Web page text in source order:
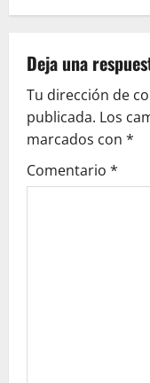
a
c
i
ó
Deja una
Tu dirección de
publicada. Los
marcados con *
Comentario *